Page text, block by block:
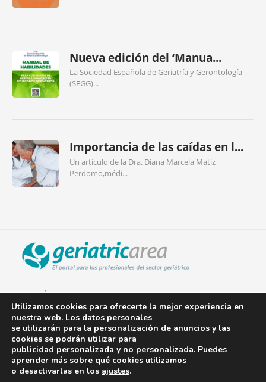
Nueva edición del ‘Manua...
La Sociedad Española de Geriatría y Gerontología
(SEGG)...
Importancia de las caídas en l...
Un artículo de la Dra. Diana Marcela Matiz
Perdomo,médi...
QUIÉNES SOMOS PUBLICIDAD
AVISO LEGAL
POLÍTICA DE COOKIES
POLÍTICA DE PRIVACIDAD
Utilizamos cookies para ofrecerte la mejor experiencia en
nuestra web. Los datos personales
se utilizarán para la personalización de anuncios y las
cookies se podrán utilizar para
publicidad personalizada y no personalizada. Puedes
aprender más sobre qué cookies utilizamos
o desactivarlas en los ajustes.